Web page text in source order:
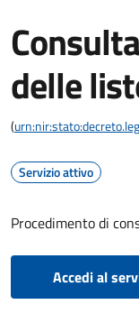
delle
(
Servizio attivo
Procedimento di
Accedi al